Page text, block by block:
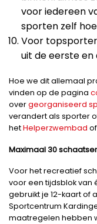
voor iedereen
sporten zelf
Voor
uit de eerste en
Hoe we dit allemaal
vinden op de pagina
overgeorganiseerd
verandert als sporter
hetHelperzwembad of
Maximaal 30
Voor het recreatief
voor een tijdsblok van
gebruikt je 12-kaart of
Sportcentrum
maatregelen hebben